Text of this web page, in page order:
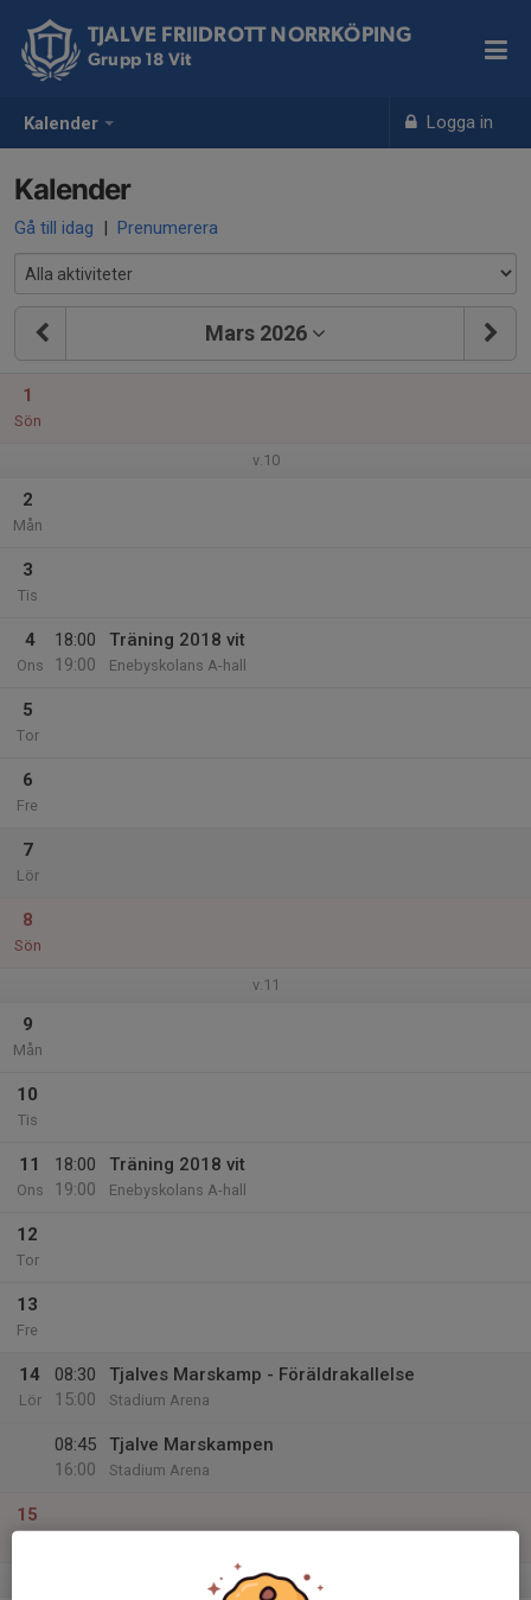
Kalender Logga in
TJALVE FRIIDROTT NORRKÖPING
Grupp 18 Vit
Kalender
Gå till idag | Prenumerera
Mars 2026
1
Sön
v.10
2
Mån
3
Tis
4
Ons
18:00
19:00
Träning 2018 vit
Enebyskolans A-hall
5
Tor
6
Fre
7
Lör
8
Sön
v.11
9
Mån
10
Tis
11
Ons
18:00
19:00
Träning 2018 vit
Enebyskolans A-hall
12
Tor
13
Fre
14
Lör
08:30
15:00
Tjalves Marskamp - Föräldrakallelse
Stadium Arena
08:45
16:00
Tjalve Marskampen
Stadium Arena
15
v.12